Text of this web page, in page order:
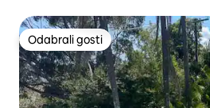
Odabrali gosti
Odabrali gosti